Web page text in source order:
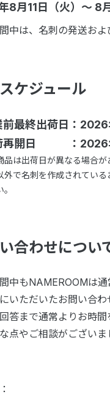
8月11日（火）～ 8
中は、名刺の発送およ
ケジュール
前最終出荷日：2026
再開日 ：2026年
は出荷日が異なる場合が
で名刺を作成されている
合わせについ
中もNAMEROOMは通
いただいたお問い合わ
答まで通常よりお時
点やご相談がござい